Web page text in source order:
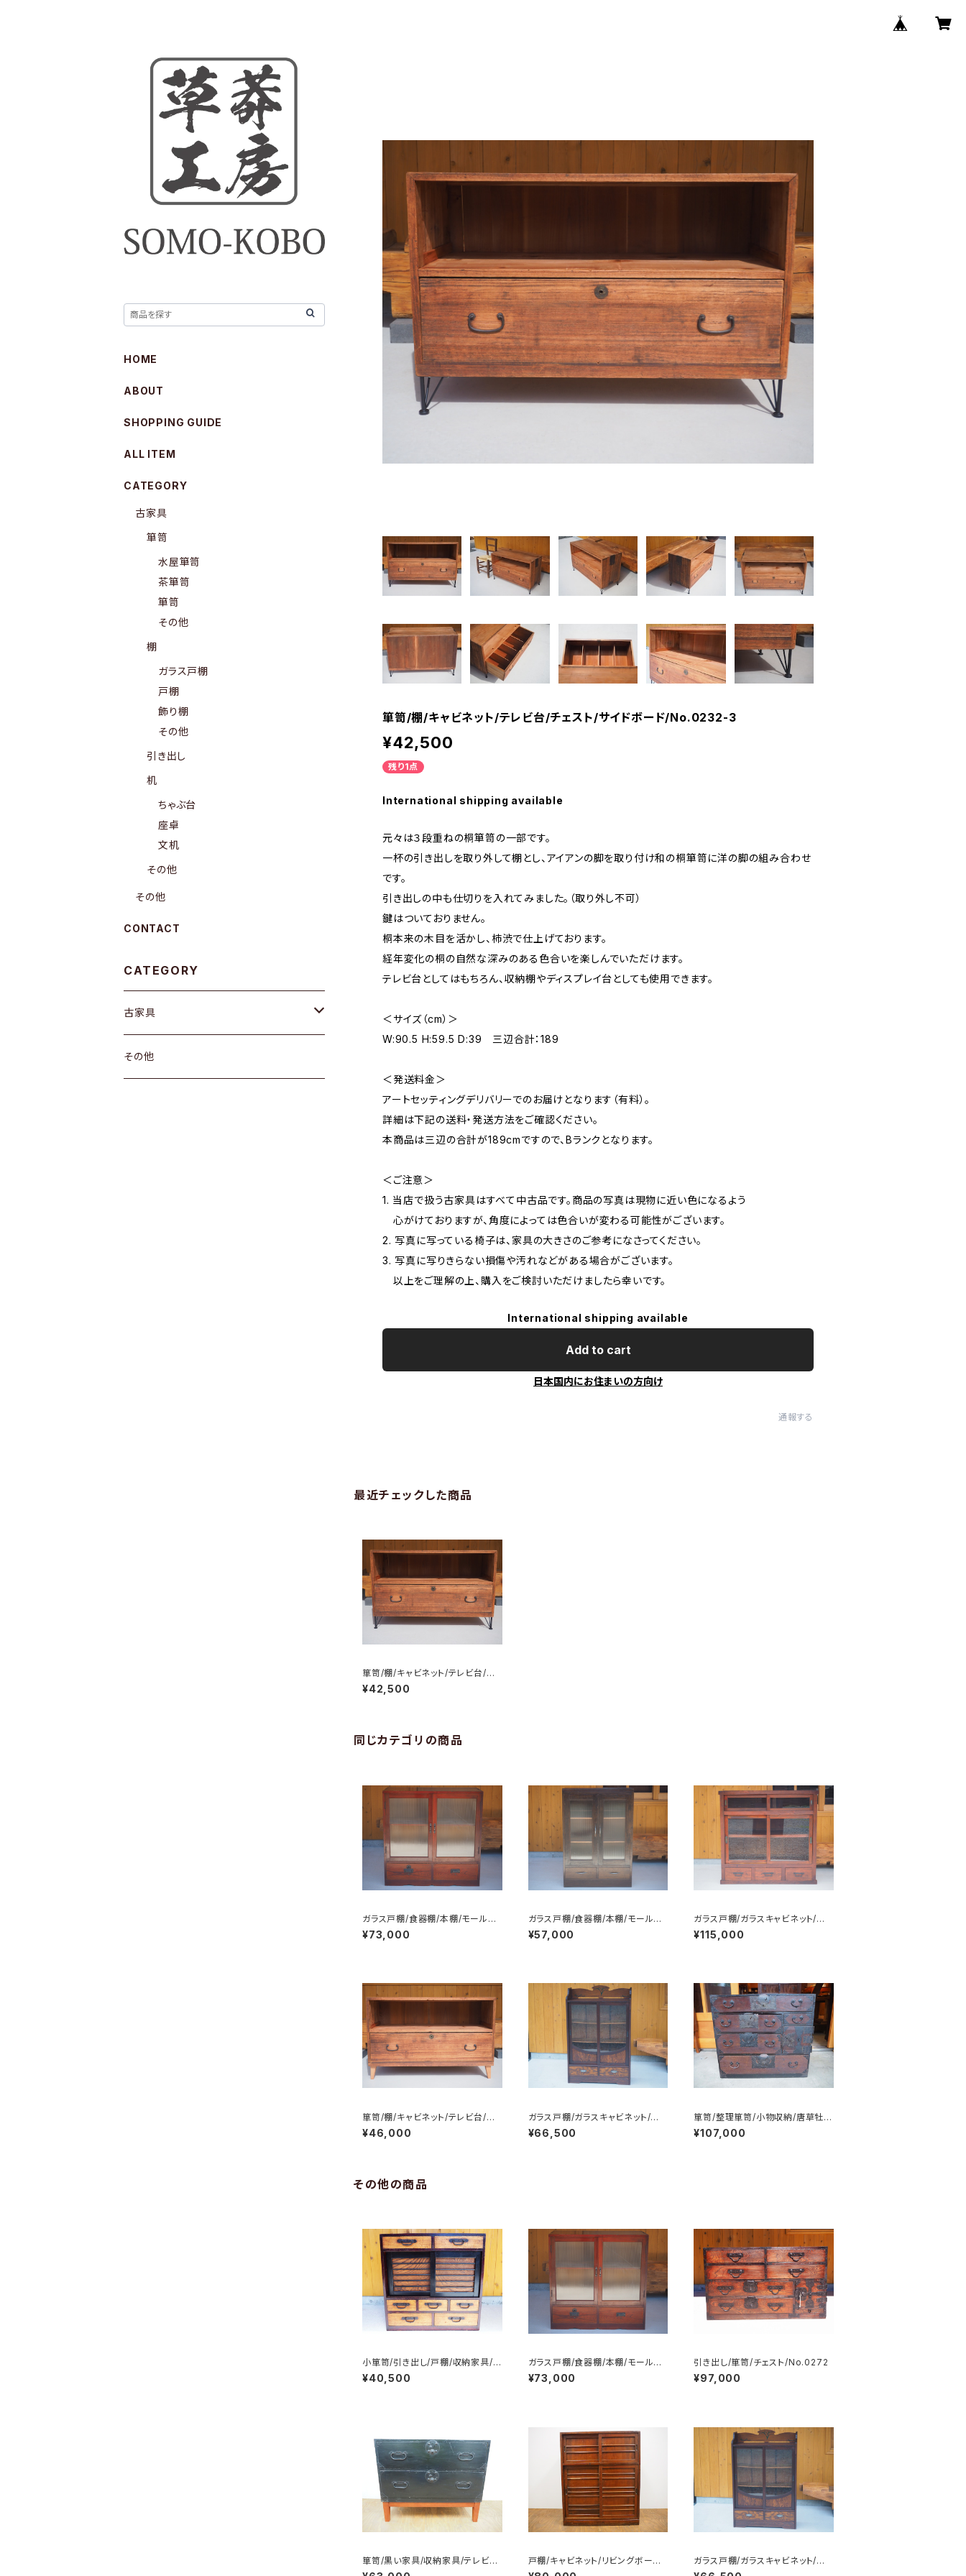
箪笥/棚/キャビネット/テレビ台/チェスト/サイドボード/No.0232-3
¥42,500
残り1点
International shipping available
元々は３段重ねの桐箪笥の一部です。
一杯の引き出しを取り外して棚とし、アイアンの脚を取り付け和の桐箪笥に洋の脚の組み合わせ
です。
引き出しの中も仕切りを入れてみました。（取り外し不可）
鍵はついておりません。
桐本来の木目を活かし、柿渋で仕上げております。
経年変化の桐の自然な深みのある色合いを楽しんでいただけます。
テレビ台としてはもちろん、収納棚やディスプレイ台としても使用できます。
＜サイズ（cm）＞
W:90.5 H:59.5 D:39 三辺合計：189
＜発送料金＞
アートセッティングデリバリーでのお届けとなります（有料）。
詳細は下記の送料・発送方法をご確認ください。
本商品は三辺の合計が189cmですので、Bランクとなります。
＜ご注意＞
1. 当店で扱う古家具はすべて中古品です。商品の写真は現物に近い色になるよう
心がけておりますが、角度によっては色合いが変わる可能性がございます。
2. 写真に写っている椅子は、家具の大きさのご参考になさってください。
3. 写真に写りきらない損傷や汚れなどがある場合がございます。
以上をご理解の上、購入をご検討いただけましたら幸いです。
International shipping available
Add to cart
日本国内にお住まいの方向け
通報する
最近チェックした商品
箪笥/棚/キャビネット/テレビ台/チ
ェスト/サイドボード/No.0232-3
¥42,500
同じカテゴリの商品
ガラス戸棚/食器棚/本棚/モールガ
ラス/No.0224
¥73,000
ガラス戸棚/食器棚/本棚/モールガ
ラス/No.0218
¥57,000
ガラス戸棚/ガラスキャビネット/食
器棚/飾り棚/No.0222
¥115,000
箪笥/棚/キャビネット/テレビ台/チ
ェスト/サイドボード/No.0232-2
¥46,000
ガラス戸棚/ガラスキャビネット/食
器棚/飾り棚/No.0205
¥66,500
箪笥/整理箪笥/小物収納/唐草牡
丹/カギ付き/No.0119
¥107,000
その他の商品
小箪笥/引き出し/戸棚/収納家具/N
o.0268
¥40,500
ガラス戸棚/食器棚/本棚/モールガ
ラス/No.0224
¥73,000
引き出し/箪笥/チェスト/No.0272
¥97,000
箪笥/黒い家具/収納家具/テレビ台/
脚付き/No.0008
戸棚/キャビネット/リビングボード/
No.0188
ガラス戸棚/ガラスキャビネット/食
器棚/飾り棚/No.0205
HOME
ABOUT
SHOPPING GUIDE
ALL ITEM
CATEGORY
古家具
箪笥
水屋箪笥
茶箪笥
箪笥
その他
棚
ガラス戸棚
戸棚
飾り棚
その他
引き出し
机
ちゃぶ台
座卓
文机
その他
その他
CONTACT
CATEGORY
古家具
箪笥
その他